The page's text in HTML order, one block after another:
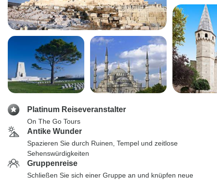
Platinum Reiseveranstalter
On The Go Tours
Antike Wunder
Spazieren Sie durch Ruinen, Tempel und zeitlose
Sehenswürdigkeiten
Gruppenreise
Schließen Sie sich einer Gruppe an und knüpfen neue